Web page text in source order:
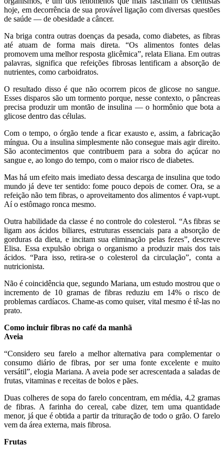
hoje, em decorrência de sua provável ligação com diversas questões
de saúde — de obesidade a câncer.
Na briga contra outras doenças da pesada, como diabetes, as fibras
até atuam de forma mais direta. “Os alimentos fontes delas
promovem uma melhor resposta glicêmica”, relata Eliana. Em outras
palavras, significa que refeições fibrosas lentificam a absorção de
nutrientes, como carboidratos.
O resultado disso é que não ocorrem picos de glicose no sangue.
Esses disparos são um tormento porque, nesse contexto, o pâncreas
precisa produzir um montão de insulina — o hormônio que bota a
glicose dentro das células.
Com o tempo, o órgão tende a ficar exausto e, assim, a fabricação
míngua. Ou a insulina simplesmente não consegue mais agir direito.
São acontecimentos que contribuem para a sobra do açúcar no
sangue e, ao longo do tempo, com o maior risco de diabetes.
Mas há um efeito mais imediato dessa descarga de insulina que todo
mundo já deve ter sentido: fome pouco depois de comer. Ora, se a
refeição não tem fibras, o aproveitamento dos alimentos é vapt-vupt.
Aí o estômago ronca mesmo.
Outra habilidade da classe é no controle do colesterol. “As fibras se
ligam aos ácidos biliares, estruturas essenciais para a absorção de
gorduras da dieta, e incitam sua eliminação pelas fezes”, descreve
Elisa. Essa expulsão obriga o organismo a produzir mais dos tais
ácidos. “Para isso, retira-se o colesterol da circulação”, conta a
nutricionista.
Não é coincidência que, segundo Mariana, um estudo mostrou que o
incremento de 10 gramas de fibras reduziu em 14% o risco de
problemas cardíacos. Chame-as como quiser, vital mesmo é tê-las no
prato.
Como incluir fibras no café da manhã
Aveia
“Considero seu farelo a melhor alternativa para complementar o
consumo diário de fibras, por ser uma fonte excelente e muito
versátil”, elogia Mariana. A aveia pode ser acrescentada a saladas de
frutas, vitaminas e receitas de bolos e pães.
Duas colheres de sopa do farelo concentram, em média, 4,2 gramas
de fibras. A farinha do cereal, cabe dizer, tem uma quantidade
menor, já que é obtida a partir da trituração de todo o grão. O farelo
vem da área externa, mais fibrosa.
Frutas